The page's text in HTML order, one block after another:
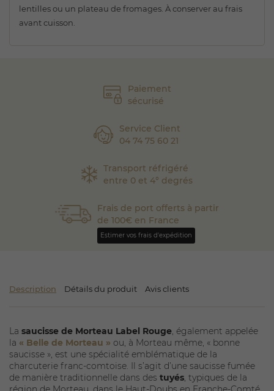
Paiement
sécurisé
Service Client
04 74 75 60 21
Transport réfrigéré
entre 0 et 4° degrés
Frais de port offerts à partir
de 100€ en France
Estimer vos frais d'expédition
Description Détails du produit Avis clients
La saucisse de Morteau Label Rouge, également appelée
la « Belle de Morteau » ou, à Morteau même, « bonne
saucisse », est une spécialité emblématique de la
charcuterie franc-comtoise. Il s’agit d’une saucisse fumée
de manière traditionnelle dans des tuyés, typiques de la
lentilles ou un plateau de fromages. À conserver au frais
avant cuisson.